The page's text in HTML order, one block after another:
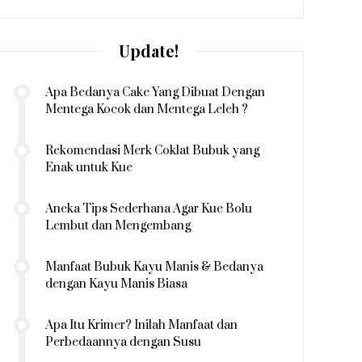
Update!
Apa Bedanya Cake Yang Dibuat Dengan
Mentega Kocok dan Mentega Leleh ?
Rekomendasi Merk Coklat Bubuk yang
Enak untuk Kue
Aneka Tips Sederhana Agar Kue Bolu
Lembut dan Mengembang
Manfaat Bubuk Kayu Manis & Bedanya
dengan Kayu Manis Biasa
Apa Itu Krimer? Inilah Manfaat dan
Perbedaannya dengan Susu